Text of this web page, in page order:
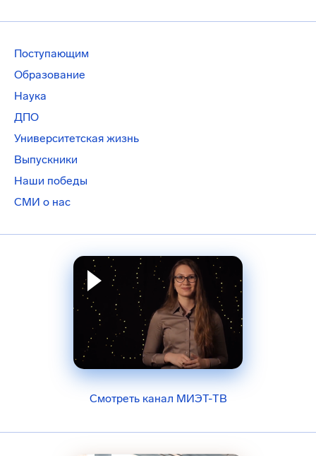
Поступающим
Образование
Наука
ДПО
Университетская жизнь
Выпускники
Наши победы
СМИ о нас
Смотреть канал МИЭТ-ТВ